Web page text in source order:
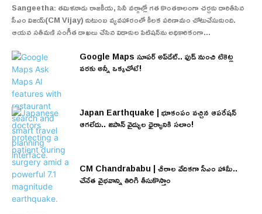
Sangeetha: తమిళనాడు రాజకీయ, సినీ వర్గాల్లో గత కొంతకాలంగా చర్చకు దారితీసిన
సీఎం విజయ్(CM Vijay) కుటుంబ వ్యవహారంలో కీలక పరిణామం చోటుచేసుకుంది.
ఆయన సతీమణి సంగీత దాఖలు చేసిన విడాకుల పిటిషన్‌ను అధికారికంగా...
Google Maps సూపర్ అప్‌డేట్.. ఫుడ్ నుంచి టికెట్ల
వరకు అన్నీ ఒక్కచోటే!
Japan Earthquake | భూకంపం వచ్చిన ఆపరేషన్
ఆగలేదు.. జపాన్ వైద్యుల ధైర్యానికి సలాం!
CM Chandrababu | చీరాల వేదికగా సీఎం హామీ..
చేనేత వైభవాన్ని తిరిగి తీసుకొస్తాం